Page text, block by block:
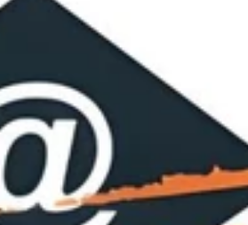
des visites aléatoires avec une durée
✅ Différentes IP sont utilisées
visitera plusieurs pages de votre site
de Google. ✅ Evolution
été correctement paramétré. ✅ Pas de